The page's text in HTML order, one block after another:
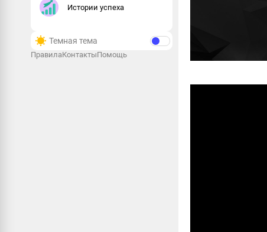
Истории успеха
Темная тема
ПравилаКонтактыПомощь